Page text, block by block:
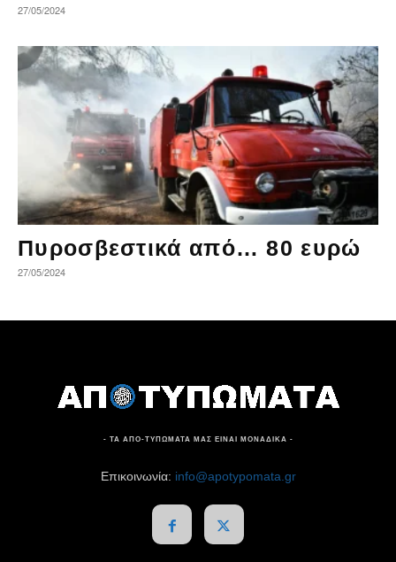
27/05/2024
Πυροσβεστικά από… 80 ευρώ
27/05/2024
- ΤΑ ΑΠΟ-ΤΥΠΩΜΑΤΑ ΜΑΣ ΕΙΝΑΙ ΜΟΝΑΔΙΚΑ -
Επικοινωνία: info@apotypomata.gr